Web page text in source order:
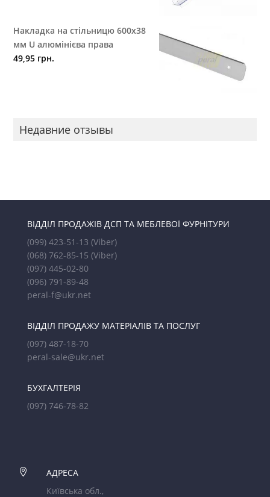
Накладка на стільницю 600x38
мм U алюмінієва права
49,95 грн.
Недавние отзывы
ВІДДІЛ ПРОДАЖІВ ДСП ТА МЕБЛЕВОЇ ФУРНІТУРИ
(099) 423-51-13 (Viber)
(068) 762-85-15 (Viber)
(097) 445-02-80
(096) 791-89-48
peral-f@ukr.net
ВІДДІЛ ПРОДАЖУ МАТЕРІАЛІВ ТА ПОСЛУГ
(097) 487-18-70
peral-sale@ukr.net
БУХГАЛТЕРІЯ
(097) 746-78-82

АДРЕСА
Київська обл.,